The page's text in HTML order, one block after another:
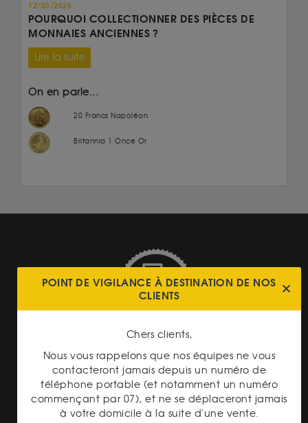
12/03/2025
POURQUOI COLLECTIONNER DES PIÈCES DE
MONNAIES ANCIENNES ?
Lire la suite
On en parle...
20 Francs Napoléon
Britannia 1 Once Or
LIVRAISON ASSURÉE
TRANSPARENCE DES
POINT DE VIGILANCE À DESTINATION DE NOS
CLIENTS
Chers clients,
Nous vous rappelons que nos équipes ne vous
contacteront jamais depuis un numéro de
téléphone portable (et notamment un numéro
commençant par 07), et ne se déplaceront jamais
à votre domicile à la suite d'une vente.